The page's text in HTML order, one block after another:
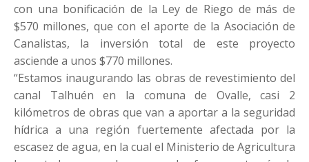
con una bonificación de la Ley de Riego de más de
$570 millones, que con el aporte de la Asociación de
Canalistas, la inversión total de este proyecto
asciende a unos $770 millones.
“Estamos inaugurando las obras de revestimiento del
canal Talhuén en la comuna de Ovalle, casi 2
kilómetros de obras que van a aportar a la seguridad
hídrica a una región fuertemente afectada por la
escasez de agua, en la cual el Ministerio de Agricultura